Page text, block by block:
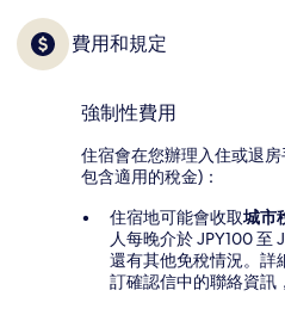
費用和規定
強制性費用
住宿會在您辦理入住或退
包含適用的稅金)：
住宿地可能會收取城市
人每晚介於 JPY100 至
還有其他免稅情況。詳
訂確認信中的聯絡資訊